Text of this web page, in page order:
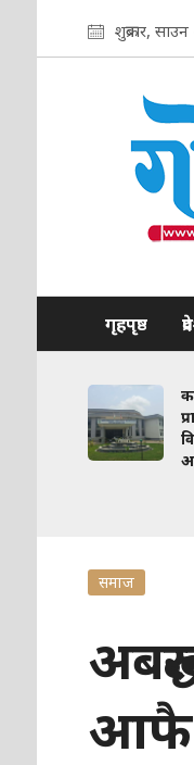
शुक्रबार,
गृहपृष्ठ
समाज
आफै